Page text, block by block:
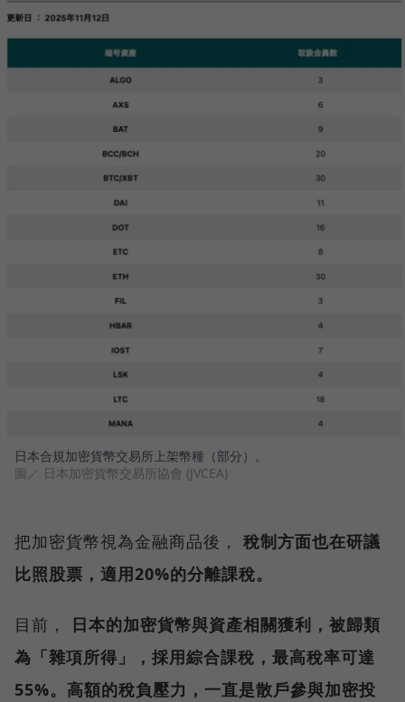
日本合規加密貨幣交易所上架幣種（部分）。
圖／ 日本加密貨幣交易所協會 (JVCEA)
把加密貨幣視為金融商品後， 稅制方面也在研議
比照股票，適用20%的分離課稅。
目前，
日本的加密貨幣與資產相關獲利，被歸類
為「雜項所得」，採用綜合課稅，最高稅率可達
55%。高額的稅負壓力，一直是散戶參與加密投